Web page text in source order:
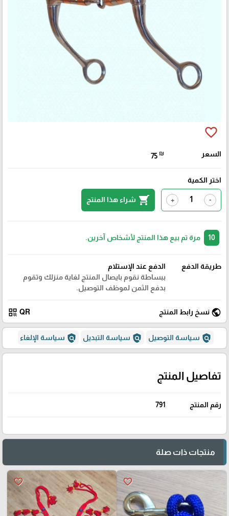
favorite_border
السعر 75 ₪
اختر الكمية
-
+
shopping_cart شراء هذا المنتج
مرة تم بيع هذا المنتج لأشخاص آخرين.
طريقة الدفع
الدفع عند الإستلام
ببساطة نقوم بايصال المنتج لغاية منزلك وتقوم
بدفع الثمن لموظف التوصيل.
public نسخ رابط المنتج QR
qr_code
policy سياسة التوصيل policy سياسة التبديل policy سياسة الإلغاء
تفاصيل المنتج
رقم المنتج 791
منتجات ذات صلة
favorite_border
favorite_border